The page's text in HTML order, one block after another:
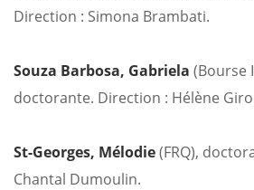
Direction : Simona Brambati.
Souza Barbosa, Gabriela (Bourse
doctorante. Direction : Hélène
St-Georges, Mélodie(FRQ),
Chantal Dumoulin.